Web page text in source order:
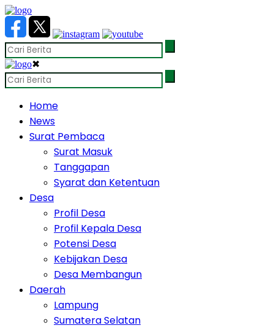
✖
Home
News
Surat Pembaca
Surat Masuk
Tanggapan
Syarat dan Ketentuan
Desa
Profil Desa
Profil Kepala Desa
Potensi Desa
Kebijakan Desa
Desa Membangun
Daerah
Lampung
Sumatera Selatan